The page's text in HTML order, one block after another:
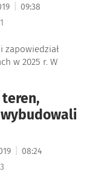
09:38
zapowiedział
w 2025 r. W
teren,
08:24